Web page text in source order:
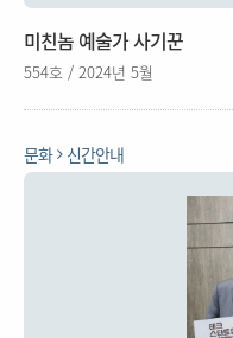
미친놈 예술가 사기꾼
554호 / 2024년 5월
문화 신간안내